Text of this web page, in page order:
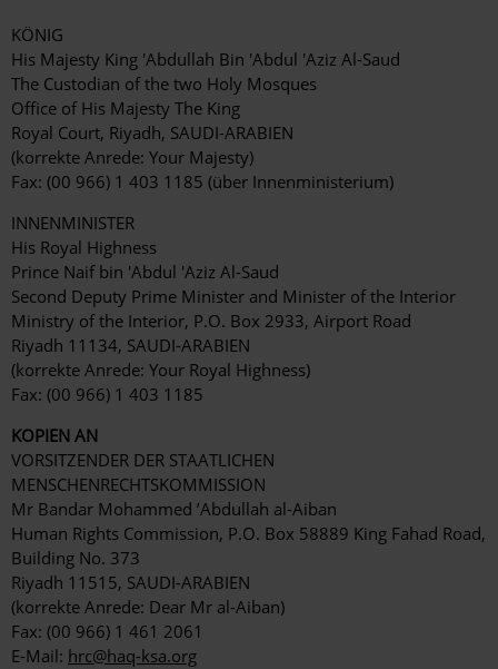
KÖNIG
His Majesty King 'Abdullah Bin 'Abdul 'Aziz Al-Saud
The Custodian of the two Holy Mosques
Office of His Majesty The King
Royal Court, Riyadh, SAUDI-ARABIEN
(korrekte Anrede: Your Majesty)
Fax: (00 966) 1 403 1185 (über Innenministerium)
INNENMINISTER
His Royal Highness
Prince Naif bin 'Abdul 'Aziz Al-Saud
Second Deputy Prime Minister and Minister of the Interior
Ministry of the Interior, P.O. Box 2933, Airport Road
Riyadh 11134, SAUDI-ARABIEN
(korrekte Anrede: Your Royal Highness)
Fax: (00 966) 1 403 1185
KOPIEN AN
VORSITZENDER DER STAATLICHEN
MENSCHENRECHTSKOMMISSION
Mr Bandar Mohammed ’Abdullah al-Aiban
Human Rights Commission, P.O. Box 58889 King Fahad Road,
Building No. 373
Riyadh 11515, SAUDI-ARABIEN
(korrekte Anrede: Dear Mr al-Aiban)
Fax: (00 966) 1 461 2061
E-Mail: hrc@haq-ksa.org